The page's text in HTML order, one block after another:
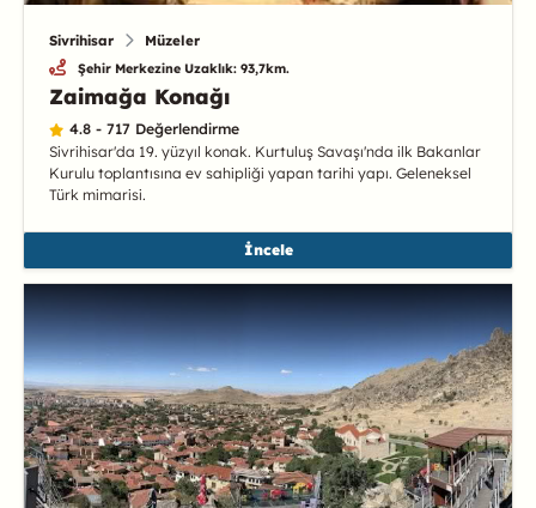
Sivrihisar Müzeler
Şehir Merkezine Uzaklık: 93,7km.
Zaimağa Konağı
4.8 - 717 Değerlendirme
Sivrihisar'da 19. yüzyıl konak. Kurtuluş Savaşı'nda ilk Bakanlar
Kurulu toplantısına ev sahipliği yapan tarihi yapı. Geleneksel
Türk mimarisi.
İncele